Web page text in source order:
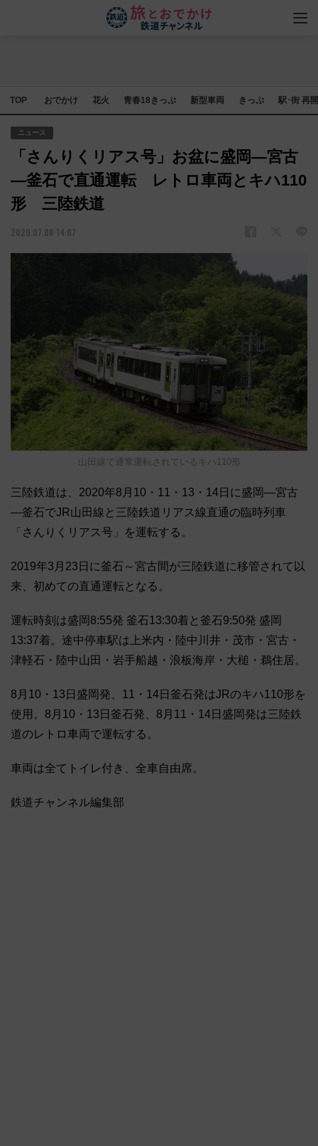
TOP おでかけ 花火 青春18きっぷ 新型車両 きっぷ 駅･街 再
ニュース
「さんりくリアス号」お盆に盛岡―宮古
―釜石で直通運転 レトロ車両とキハ110
形 三陸鉄道
2020.07.08 14:07
山田線で通常運転されているキハ110形
三陸鉄道は、2020年8月10・11・13・14日に盛岡―宮古
―釜石でJR山田線と三陸鉄道リアス線直通の臨時列車
「さんりくリアス号」を運転する。
2019年3月23日に釜石～宮古間が三陸鉄道に移管されて以
来、初めての直通運転となる。
運転時刻は盛岡8:55発 釜石13:30着と釜石9:50発 盛岡
13:37着。途中停車駅は上米内・陸中川井・茂市・宮古・
津軽石・陸中山田・岩手船越・浪板海岸・大槌・鵜住居。
8月10・13日盛岡発、11・14日釜石発はJRのキハ110形を
使用。8月10・13日釜石発、8月11・14日盛岡発は三陸鉄
道のレトロ車両で運転する。
車両は全てトイレ付き、全車自由席。
鉄道チャンネル編集部